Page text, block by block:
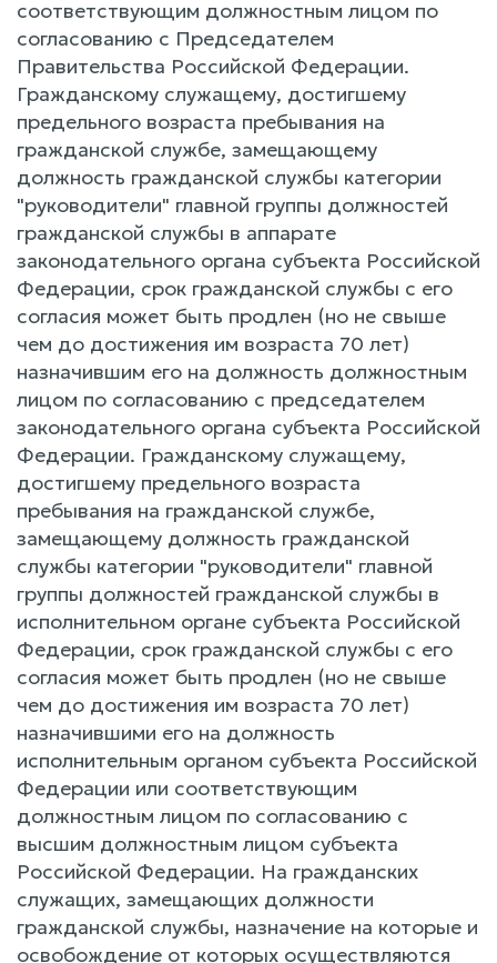
соответствующим должностным лицом по
согласованию с Председателем
Правительства Российской Федерации.
Гражданскому служащему, достигшему
предельного возраста пребывания на
гражданской службе, замещающему
должность гражданской службы категории
"руководители" главной группы должностей
гражданской службы в аппарате
законодательного органа субъекта Российской
Федерации, срок гражданской службы с его
согласия может быть продлен (но не свыше
чем до достижения им возраста 70 лет)
назначившим его на должность должностным
лицом по согласованию с председателем
законодательного органа субъекта Российской
Федерации. Гражданскому служащему,
достигшему предельного возраста
пребывания на гражданской службе,
замещающему должность гражданской
службы категории "руководители" главной
группы должностей гражданской службы в
исполнительном органе субъекта Российской
Федерации, срок гражданской службы с его
согласия может быть продлен (но не свыше
чем до достижения им возраста 70 лет)
назначившими его на должность
исполнительным органом субъекта Российской
Федерации или соответствующим
должностным лицом по согласованию с
высшим должностным лицом субъекта
Российской Федерации. На гражданских
служащих, замещающих должности
гражданской службы, назначение на которые и
освобождение от которых осуществляются